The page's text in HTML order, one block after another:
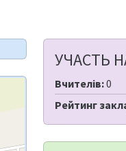
УЧАСТЬ
Вчителів:0
Рейтинг